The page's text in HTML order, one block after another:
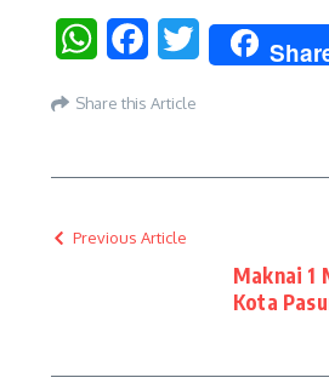
WhatsAppFacebookTwitter
Share this Article
Previous Article
Maknai 1
Kota